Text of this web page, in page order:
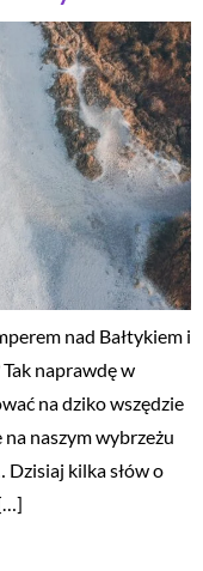
nad Bałtykiem i
naprawdę w
na dziko wszędzie
naszym wybrzeżu
kilka słów o